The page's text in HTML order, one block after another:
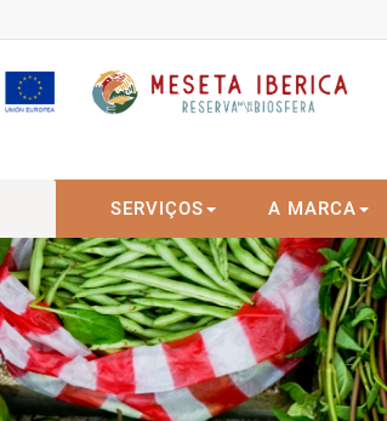
SERVIÇOS A MARCA